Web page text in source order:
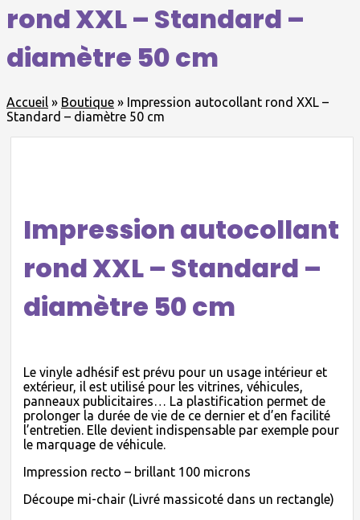
rond XXL – Standard –
diamètre 50 cm
Accueil » Boutique » Impression autocollant rond XXL –
Standard – diamètre 50 cm
Impression autocollant
rond XXL – Standard –
diamètre 50 cm
Le vinyle adhésif est prévu pour un usage intérieur et
extérieur, il est utilisé pour les vitrines, véhicules,
panneaux publicitaires… La plastification permet de
prolonger la durée de vie de ce dernier et d’en facilité
l’entretien. Elle devient indispensable par exemple pour
le marquage de véhicule.
Impression recto – brillant 100 microns
Découpe mi-chair (Livré massicoté dans un rectangle)